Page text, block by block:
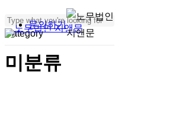
to
content
Close
Search
문의하기
Menu
Category
미분류